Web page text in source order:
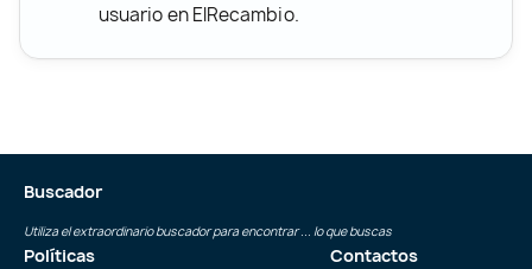
usuario en ElRecambio.
Buscador
Utiliza el extraordinario buscador para encontrar ... lo que buscas
Políticas Contactos